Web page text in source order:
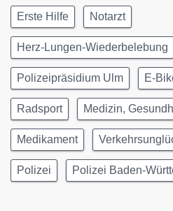
Erste Hilfe Notarzt
Herz-Lungen-Wiederbelebung
Polizeipräsidium Ulm E-
Radsport Medizin,
Medikament
Polizei Polizei Baden-